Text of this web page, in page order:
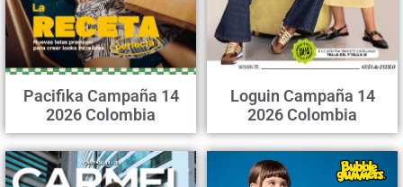
Pacifika Campaña 14
2026 Colombia
Loguin Campaña 14
2026 Colombia